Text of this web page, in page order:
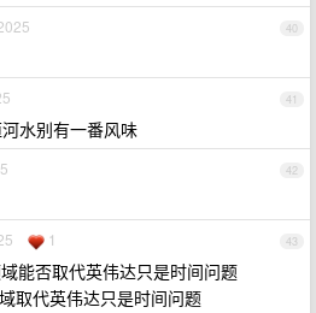
40
41
水别有一番风味
42
43
1
能否取代英伟达只是时间问题
取代英伟达只是时间问题